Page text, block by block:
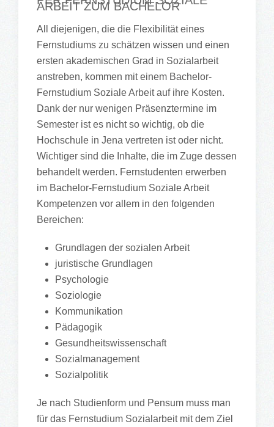
ARBEIT ZUM BACHELOR
All diejenigen, die die Flexibilität eines
Fernstudiums zu schätzen wissen und einen
ersten akademischen Grad in Sozialarbeit
anstreben, kommen mit einem Bachelor-
Fernstudium Soziale Arbeit auf ihre Kosten.
Dank der nur wenigen Präsenztermine im
Semester ist es nicht so wichtig, ob die
Hochschule in Jena vertreten ist oder nicht.
Wichtiger sind die Inhalte, die im Zuge dessen
behandelt werden. Fernstudenten erwerben
im Bachelor-Fernstudium Soziale Arbeit
Kompetenzen vor allem in den folgenden
Bereichen:
Grundlagen der sozialen Arbeit
juristische Grundlagen
Psychologie
Soziologie
Kommunikation
Pädagogik
Gesundheitswissenschaft
Sozialmanagement
Sozialpolitik
Je nach Studienform und Pensum muss man
für das Fernstudium Sozialarbeit mit dem Ziel